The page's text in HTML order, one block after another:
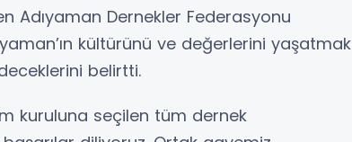
Adıyaman Dernekler Federasyonu
kültürünü ve değerlerini yaşatmak
belirtti.
kuruluna seçilen tüm dernek